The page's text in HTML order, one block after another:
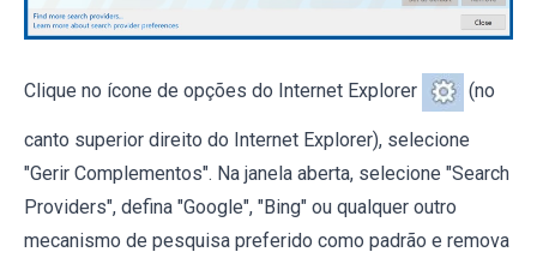
Clique no ícone de opções do Internet Explorer (no
canto superior direito do Internet Explorer), selecione
"Gerir Complementos". Na janela aberta, selecione "Search
Providers", defina "Google", "Bing" ou qualquer outro
mecanismo de pesquisa preferido como padrão e remova